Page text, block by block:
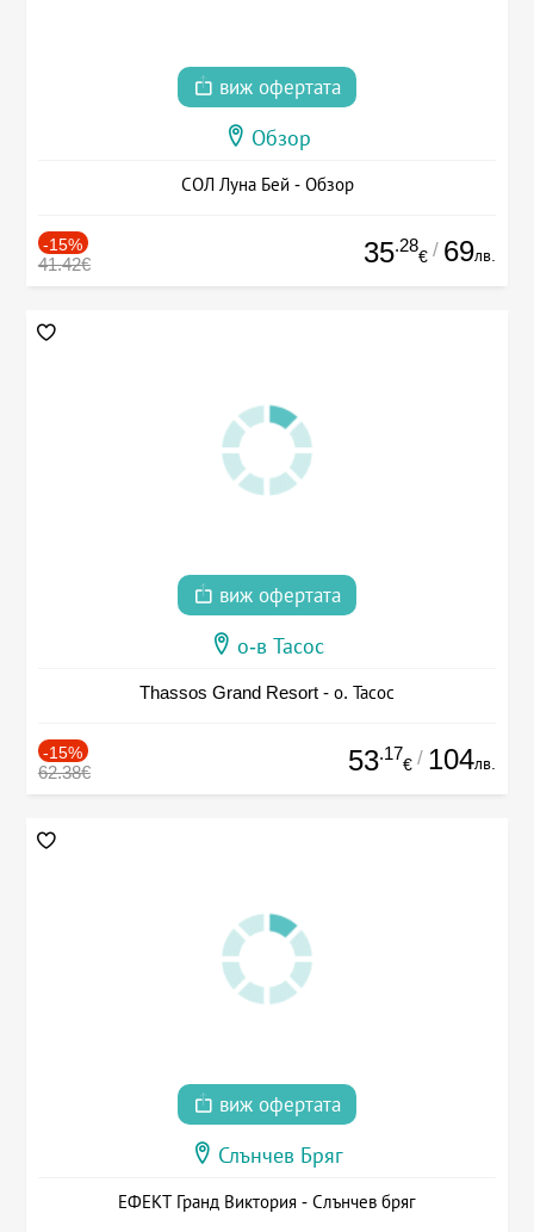
виж офертата
Обзор
СОЛ Луна Бей - Обзор
-15%
41.42€ 35.28
€ / 69лв.
виж офертата
о-в Тасос
Thassos Grand Resort - о. Тасос
-15%
62.38€ 53.17
€ / 104лв.
виж офертата
Слънчев Бряг
ЕФЕКТ Гранд Виктория - Слънчев бряг